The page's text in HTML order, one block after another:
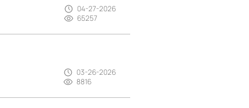
04-27-2026
65257
03-26-2026
8816